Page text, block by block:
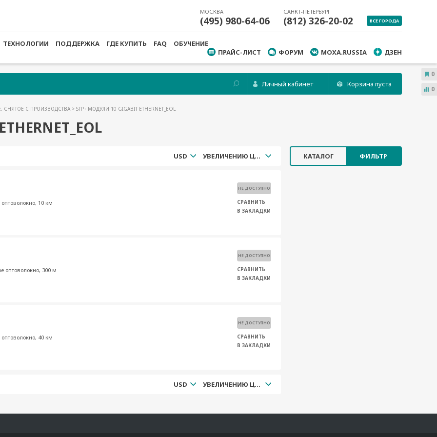
МОСКВА
(495) 980-64-06
САНКТ-ПЕТЕРБУРГ
(812) 326-20-02 ВСЕ ГОРОДА
ТЕХНОЛОГИИ ПОДДЕРЖКА ГДЕ КУПИТЬ FAQ
ОБУЧЕНИЕ
ПРАЙС-ЛИСТ
ФОРУМ MOXA.RUSSIA ДЗЕН
Личный кабинет Корзина пуста
СНЯТОЕ С ПРОИЗВОДСТВА > SFP+ МОДУЛИ 10 GIGABIT ETHERNET_EOL
КАТАЛОГ ФИЛЬТР
USD УВЕЛИЧЕНИЮ ЦЕНЫ
10 км
НЕ ДОСТУПНО
СРАВНИТЬ
В ЗАКЛАДКИ
оптоволокно, 300 м
НЕ ДОСТУПНО
СРАВНИТЬ
В ЗАКЛАДКИ
40 км
НЕ ДОСТУПНО
СРАВНИТЬ
В ЗАКЛАДКИ
USD УВЕЛИЧЕНИЮ ЦЕНЫ
0
0